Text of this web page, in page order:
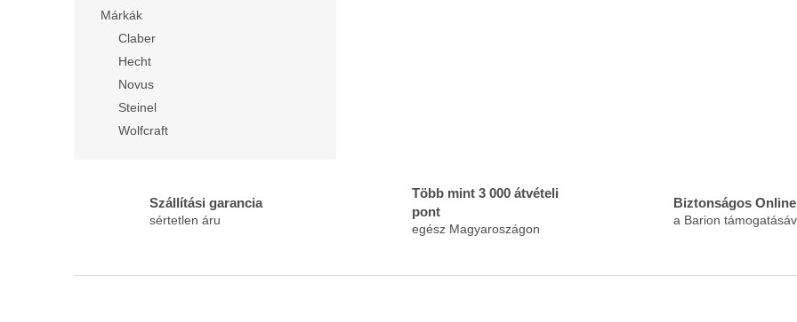
Márkák
Claber
Hecht
Novus
Steinel
Wolfcraft
Szállítási garancia
sértetlen áru
Több mint 3 000 átvételi
pont
egész Magyaroszágon
Biztonságos
a Barion